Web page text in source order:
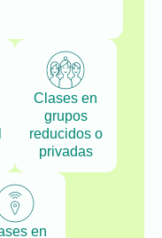
Clases en
grupos
reducidos o
privadas
en